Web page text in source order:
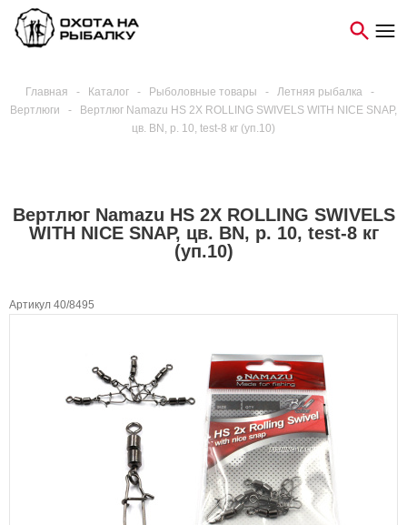
Главная - Каталог - Рыболовные товары - Летняя рыбалка
-
Вертлюги
-
Вертлюг Namazu HS 2X ROLLING SWIVELS WITH NICE SNAP,
цв. BN, р. 10, test-8 кг (уп.10)
Вертлюг Namazu HS 2X ROLLING SWIVELS
WITH NICE SNAP, цв. BN, р. 10, test-8 кг
(уп.10)
Артикул 40/8495